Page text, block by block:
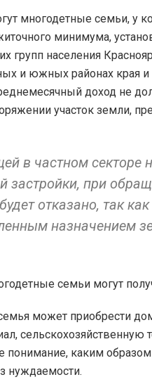
многодетные семьи, у
минимума,
групп населения
и южных районах края и
доход не
участок земли,
в частном секторе
застройки, при
отказано, так
назначением
может приобрести
сельскохозяйственную
каким
нуждаемости.